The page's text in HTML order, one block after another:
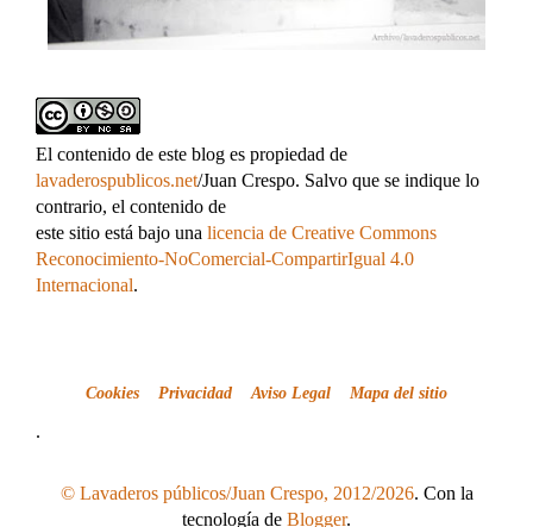
El contenido de este blog es propiedad de
lavaderospublicos.net/Juan Crespo. Salvo que se indique lo
contrario, el contenido de
este sitio está bajo una licencia de Creative Commons
Reconocimiento-NoComercial-CompartirIgual 4.0
Internacional.
Cookies Privacidad Aviso Legal Mapa del sitio
.
© Lavaderos públicos/Juan Crespo, 2012/2026. Con la
tecnología de Blogger.